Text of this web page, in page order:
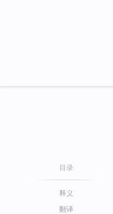
目录
释义
翻译